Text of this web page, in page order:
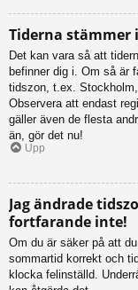
Tiderna stämmer
Det kan vara så att
befinner dig i. Om så är
tidszon, t.ex.
Observera att endast
gäller även de flesta
än, gör det nu!
Upp
Jag ändrade
fortfarande inte!
Om du är säker på att
sommartid korrekt och
klocka felinställd.